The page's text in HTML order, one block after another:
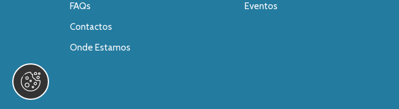
FAQs
Contactos
Onde Estamos
Eventos